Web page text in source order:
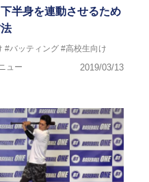
半身を連動させるため
#バッティング #高校生向け
ュー
2019/03/13